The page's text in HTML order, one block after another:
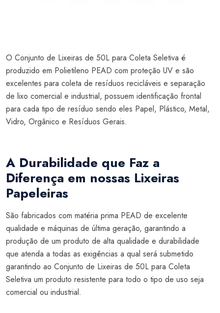
O Conjunto de Lixeiras de 50L para Coleta Seletiva é
produzido em Polietileno PEAD com proteção UV e são
excelentes para coleta de resíduos recicláveis e separação
de lixo comercial e industrial, possuem identificação frontal
para cada tipo de resíduo sendo eles Papel, Plástico, Metal,
Vidro, Orgânico e Resíduos Gerais.
A Durabilidade que Faz a
Diferença em nossas Lixeiras
Papeleiras
São fabricados com matéria prima PEAD de excelente
qualidade e máquinas de última geração, garantindo a
produção de um produto de alta qualidade e durabilidade
que atenda a todas as exigências a qual será submetido
garantindo ao Conjunto de Lixeiras de 50L para Coleta
Seletiva um produto resistente para todo o tipo de uso seja
comercial ou industrial.